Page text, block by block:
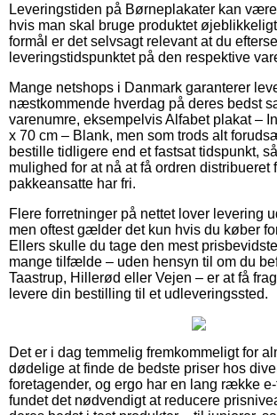
Leveringstiden på Børneplakater kan
hvis man skal bruge produktet
formål er det selvsagt relevant at du
leveringstidspunktet på den respektive
Mange netshops i Danmark garanterer
næstkommende hverdag på deres bedst
varenumre, eksempelvis Alfabet plakat –
x 70 cm – Blank, men som trods alt
bestille tidligere end et fastsat tidspunkt,
mulighed for at nå at få ordren distribueret
pakkeansatte har fri.
Flere forretninger på nettet lover levering
men oftest gælder det kun hvis du køber
Ellers skulle du tage den mest
mange tilfælde – uden hensyn til om du
Taastrup, Hillerød eller Vejen – er at få
levere din bestilling til et udleveringssted.
Det er i dag temmelig fremkommeligt for
dødelige at finde de bedste priser hos
foretagender, og ergo har en lang række
fundet det nødvendigt at reducere